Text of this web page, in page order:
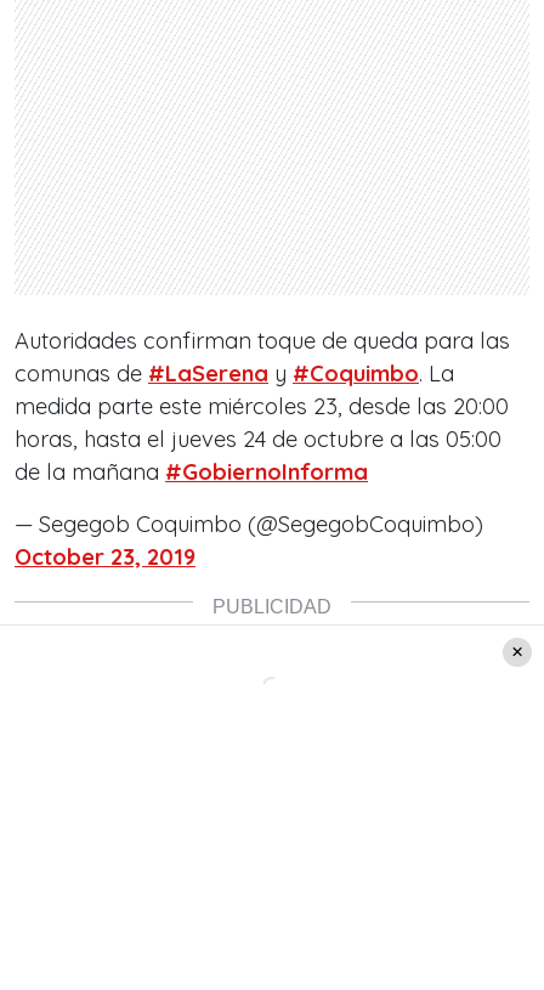
Autoridades confirman toque de queda para las
comunas de #LaSerena y #Coquimbo. La
medida parte este miércoles 23, desde las 20:00
horas, hasta el jueves 24 de octubre a las 05:00
de la mañana #GobiernoInforma
— Segegob Coquimbo (@SegegobCoquimbo)
October 23, 2019